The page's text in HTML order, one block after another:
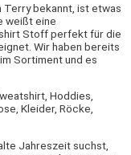
Terry bekannt, ist etwas
weißt eine
Stoff perfekt für die
. Wir haben bereits
Sortiment und es
Hoddies,
Kleider, Röcke,
Jahreszeit suchst,